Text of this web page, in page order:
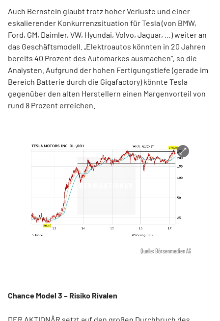
Auch Bernstein glaubt trotz hoher Verluste und einer
eskalierender Konkurrenzsituation für Tesla (von BMW,
Ford, GM, Daimler, VW, Hyundai, Volvo, Jaguar, …) weiter an
das Geschäftsmodell. „Elektroautos könnten in 20 Jahren
bereits 40 Prozent des Automarkes ausmachen“, so die
Analysten. Aufgrund der hohen Fertigungstiefe (gerade im
Bereich Batterie durch die Gigafactory) könnte Tesla
gegenüber den alten Herstellern einen Margenvorteil von
rund 8 Prozent erreichen.
Quelle: Börsenmedien AG
Chance Model 3 – Risiko Rivalen